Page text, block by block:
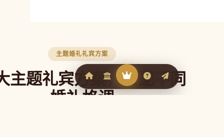
主题婚礼礼宾方案
主题礼宾方案，匹配不同
婚礼格调